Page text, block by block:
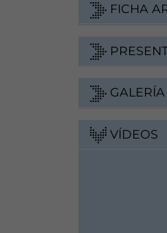
FICHA
VÍDEOS